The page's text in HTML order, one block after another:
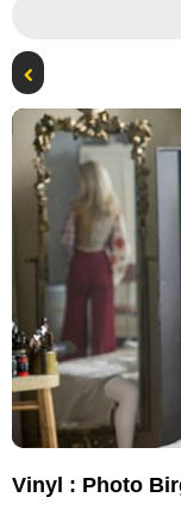
Vinyl : Photo